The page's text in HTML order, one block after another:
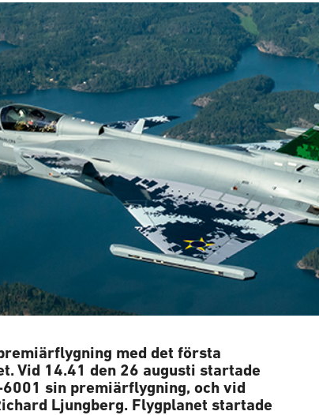
med det första
Vid 14.41 den 26 augusti startade
sin premiärflygning, och vid
Ljungberg. Flygplanet startade